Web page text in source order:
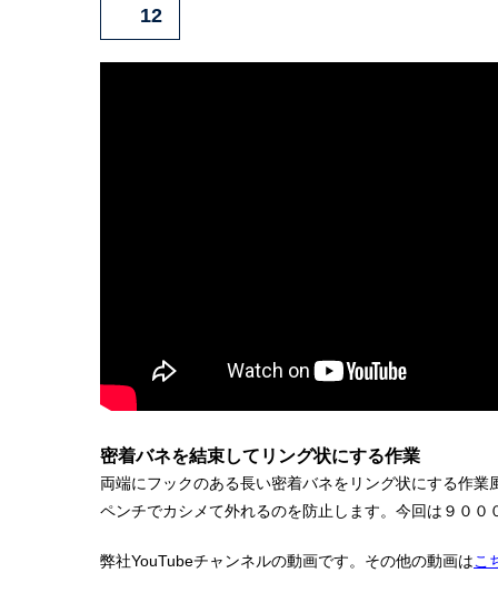
12
密着バネを結束してリング状にする作業
両端にフックのある長い密着バネをリング状にする作
ペンチでカシメて外れるのを防止します。今回は９００
弊社YouTubeチャンネルの動画です。その他の動画はこ